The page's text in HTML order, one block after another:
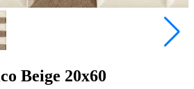
Beige 20x60